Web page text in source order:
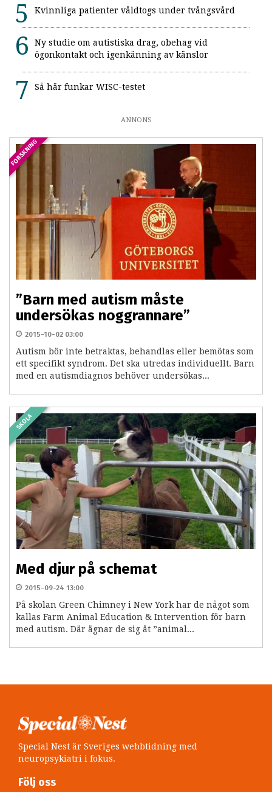
Kvinnliga patienter våldtogs under tvångsvård
Ny studie om autistiska drag, obehag vid
ögonkontakt och igenkänning av känslor
Så här funkar WISC-testet
ANNONS
FORSKNING
”Barn med autism måste
undersökas noggrannare”
2015-10-02 03:00
Autism bör inte betraktas, behandlas eller bemötas som
ett specifikt syndrom. Det ska utredas individuellt. Barn
med en autismdiagnos behöver undersökas...
SKOLA
Med djur på schemat
2015-09-24 13:00
På skolan Green Chimney i New York har de något som
kallas Farm Animal Education & Intervention för barn
med autism. Där ägnar de sig åt ”animal...
Special Nest är Sveriges webbtidning med
neuropsykiatri i fokus.
Följ oss